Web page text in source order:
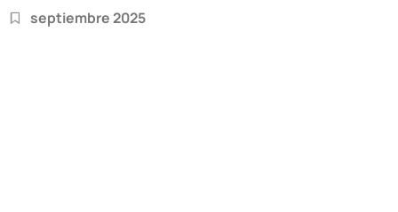
septiembre 2025